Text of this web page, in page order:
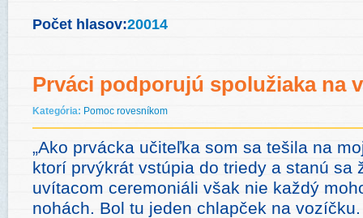
Počet hlasov:20014
Prváci podporujú spolužiaka na
Kategória: Pomoc rovesníkom
„Ako prvácka učiteľka som sa tešila na
ktorí prvýkrát vstúpia do triedy a stanú sa
uvítacom ceremoniáli však nie každý
nohách. Bol tu jeden chlapček na